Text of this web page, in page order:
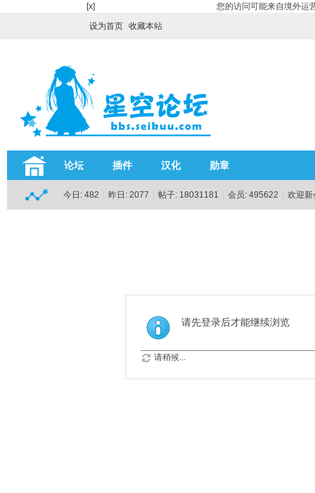
[x]
您的访问可能来自境外运
设为首页
收藏本站
论坛 插件 汉化 勋章
今日: 482 昨日: 2077 帖子: 18031181 会员: 495622 欢迎
请先登录后才能继续浏览
请稍候...